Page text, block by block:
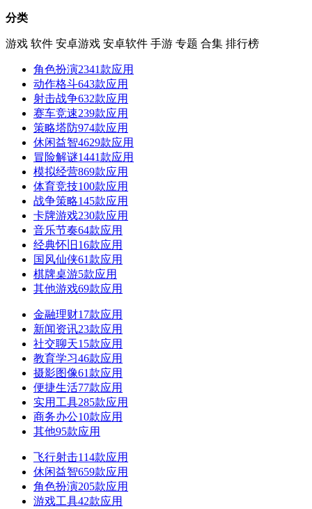
分类
游戏 软件 安卓游戏 安卓软件 手游 专题 合集 排行榜
角色扮演2341款应用
动作格斗643款应用
射击战争632款应用
赛车竞速239款应用
策略塔防974款应用
休闲益智4629款应用
冒险解谜1441款应用
模拟经营869款应用
体育竞技100款应用
战争策略145款应用
卡牌游戏230款应用
音乐节奏64款应用
经典怀旧 16款应用
国风仙侠61款应用
棋牌桌游5款应用
其他游戏69款应用
金融理财17款应用
新闻资讯23款应用
社交聊天15款应用
教育学习46款应用
摄影图像61款应用
便捷生活77款应用
实用工具285款应用
商务办公10款应用
其他95款应用
飞行射击114款应用
休闲益智659款应用
角色扮演205款应用
游戏工具42款应用